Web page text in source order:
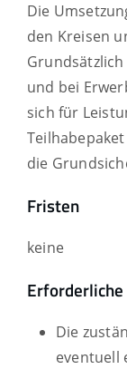
Die
den Kreisen
und bei
sich für
die
Fristen
keine
Die
eventuell